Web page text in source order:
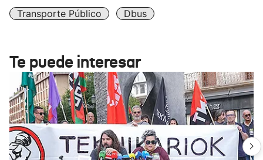
Transporte Público
Dbus
Te puede interesar